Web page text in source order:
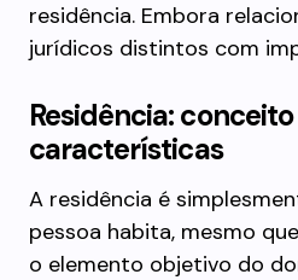
residência. Embora
jurídicos distintos com
Residência:
características
A residência é
pessoa habita, mesmo
o elemento objetivo do